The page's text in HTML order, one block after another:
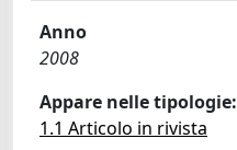
Anno
2008
Appare nelle tipologie:
1.1 Articolo in rivista